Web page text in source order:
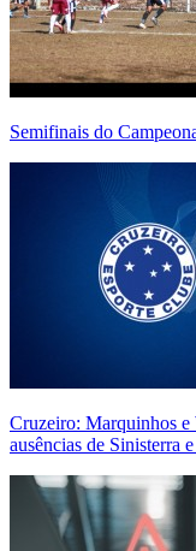
Semifinais do
Cruzeiro: Marquinhos e
ausências de Sinisterra